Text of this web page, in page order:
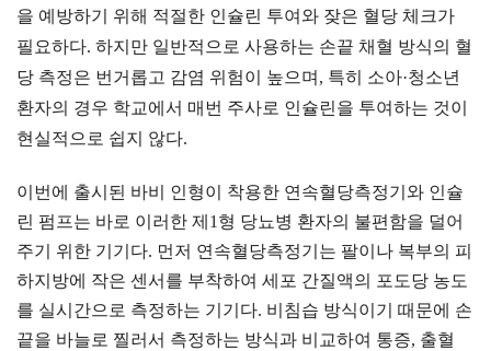
을 예방하기 위해 적절한 인슐린 투여와 잦은 혈당 체크가
필요하다. 하지만 일반적으로 사용하는 손끝 채혈 방식의 혈
당 측정은 번거롭고 감염 위험이 높으며, 특히 소아·청소년
환자의 경우 학교에서 매번 주사로 인슐린을 투여하는 것이
현실적으로 쉽지 않다.
이번에 출시된 바비 인형이 착용한 연속혈당측정기와 인슐
린 펌프는 바로 이러한 제1형 당뇨병 환자의 불편함을 덜어
주기 위한 기기다. 먼저 연속혈당측정기는 팔이나 복부의 피
하지방에 작은 센서를 부착하여 세포 간질액의 포도당 농도
를 실시간으로 측정하는 기기다. 비침습 방식이기 때문에 손
끝을 바늘로 찔러서 측정하는 방식과 비교하여 통증, 출혈